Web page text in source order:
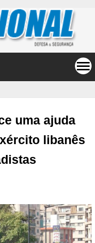
uma ajuda
libanês